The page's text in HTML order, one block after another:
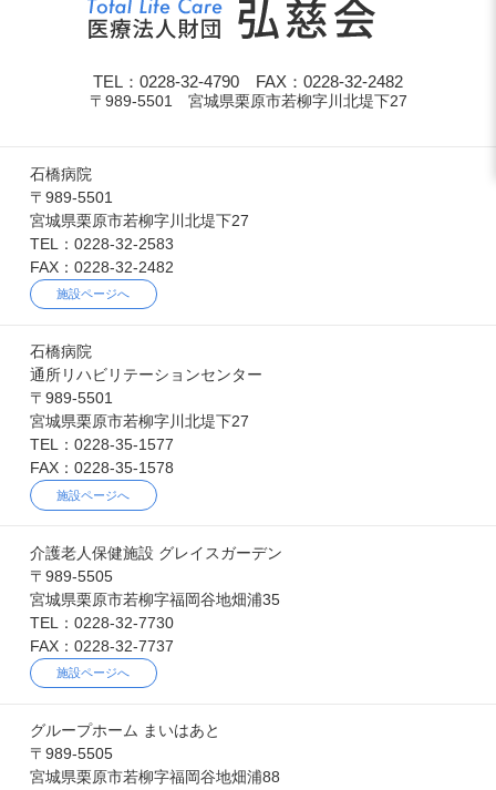
TEL：0228-32-4790 FAX：0228-32-2482
〒989-5501 宮城県栗原市若柳字川北堤下27
石橋病院
〒989-5501
宮城県栗原市若柳字川北堤下27
TEL：0228-32-2583
FAX：0228-32-2482
施設ページへ
石橋病院
通所リハビリテーションセンター
〒989-5501
宮城県栗原市若柳字川北堤下27
TEL：0228-35-1577
FAX：0228-35-1578
施設ページへ
介護老人保健施設 グレイスガーデン
〒989-5505
宮城県栗原市若柳字福岡谷地畑浦35
TEL：0228-32-7730
FAX：0228-32-7737
施設ページへ
グループホーム まいはあと
〒989-5505
宮城県栗原市若柳字福岡谷地畑浦88